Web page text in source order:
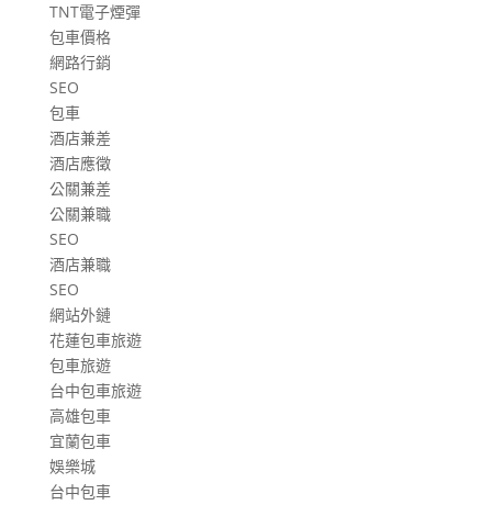
TNT電子煙彈
包車價格
網路行銷
SEO
包車
酒店兼差
酒店應徵
公關兼差
公關兼職
SEO
酒店兼職
SEO
網站外鏈
花蓮包車旅遊
包車旅遊
台中包車旅遊
高雄包車
宜蘭包車
娛樂城
台中包車